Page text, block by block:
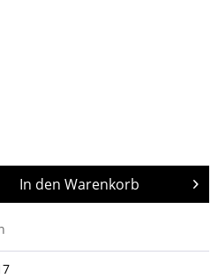
In den Warenkorb